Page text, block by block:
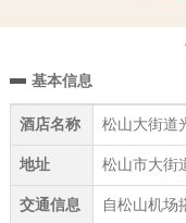
基本信息
酒店名称 松山大街道
地址 松山市大街
交通信息 自松山机场